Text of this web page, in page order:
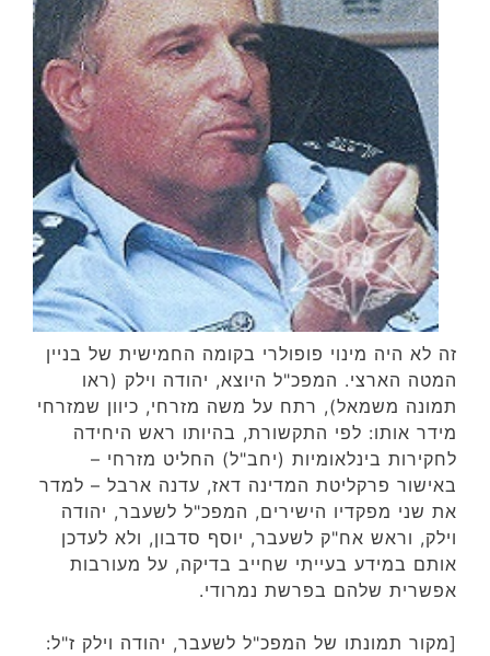
זה לא היה מינוי פופולרי בקומה החמישית של בניין
המטה הארצי. המפכ"ל היוצא, יהודה וילק (ראו
תמונה משמאל), רתח על משה מזרחי, כיוון שמזרחי
מידר אותו: לפי התקשורת, בהיותו ראש היחידה
לחקירות בינלאומיות (יחב"ל) החליט מזרחי –
באישור פרקליטת המדינה דאז, עדנה ארבל – למדר
את שני מפקדיו הישירים, המפכ"ל לשעבר, יהודה
וילק, וראש אח"ק לשעבר, יוסף סדבון, ולא לעדכן
אותם במידע בעייתי שחייב בדיקה, על מעורבות
אפשרית שלהם בפרשת נמרודי.
[מקור תמונתו של המפכ"ל לשעבר, יהודה וילק ז"ל: